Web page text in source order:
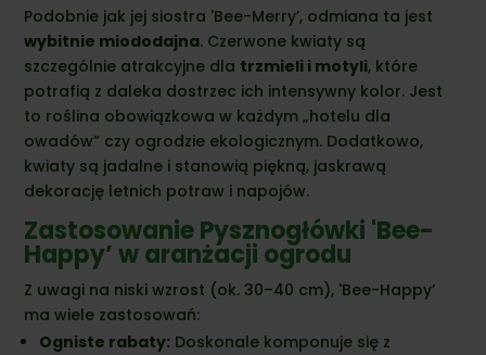
Podobnie jak jej siostra 'Bee-Merry’, odmiana ta jest
wybitnie miododajna. Czerwone kwiaty są
szczególnie atrakcyjne dla trzmieli i motyli, które
potrafią z daleka dostrzec ich intensywny kolor. Jest
to roślina obowiązkowa w każdym „hotelu dla
owadów” czy ogrodzie ekologicznym. Dodatkowo,
kwiaty są jadalne i stanowią piękną, jaskrawą
dekorację letnich potraw i napojów.
Zastosowanie Pysznogłówki 'Bee-
Happy’ w aranżacji ogrodu
Z uwagi na niski wzrost (ok. 30–40 cm), 'Bee-Happy’
ma wiele zastosowań:
Ogniste rabaty: Doskonale komponuje się z